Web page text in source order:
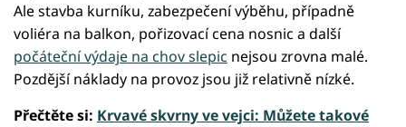
Ale stavba kurníku, zabezpečení výběhu, případně
voliéra na balkon, pořizovací cena nosnic a další
počáteční výdaje na chov slepic nejsou zrovna malé.
Pozdější náklady na provoz jsou již relativně nízké.
Přečtěte si: Krvavé skvrny ve vejci: Můžete takové